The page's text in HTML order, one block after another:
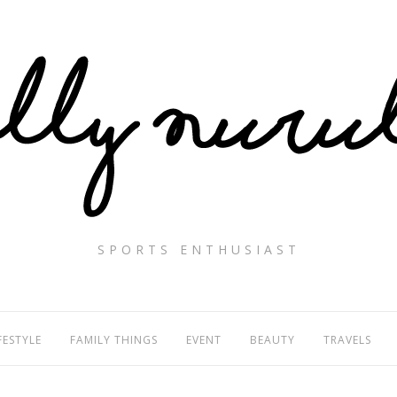
SPORTS ENTHUSIAST
FAMILY THINGS EVENT BEAUTY TRAVELS